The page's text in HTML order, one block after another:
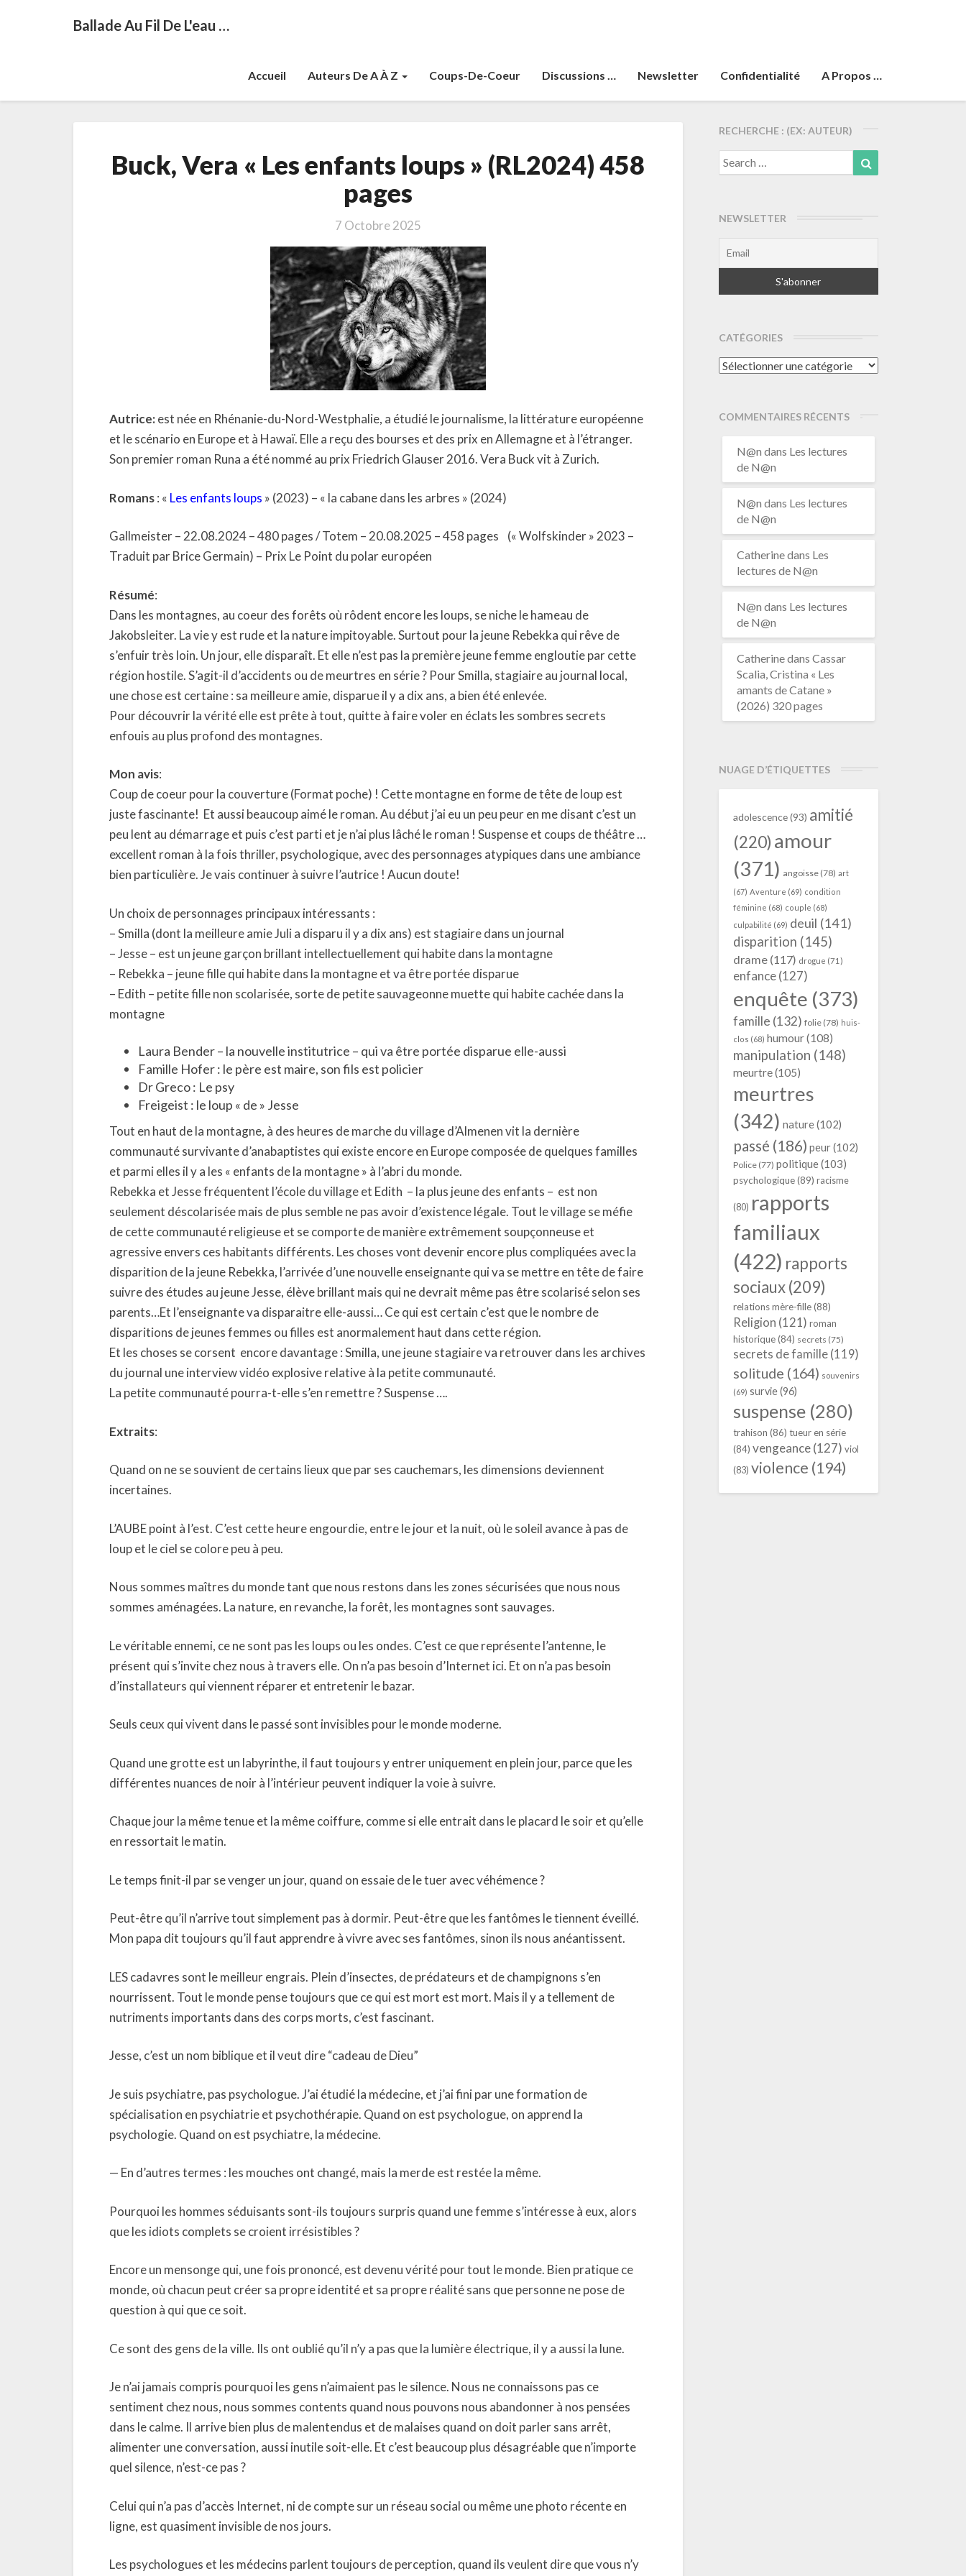
Ballade Au Fil De L'eau …
Accueil Auteurs De A À Z Coups-De-Coeur Discussions … Newsletter Confidentialité A Propos …
Vera
enfants
(RL2024)
458
pages
Buck, Vera « Les enfants loups » (RL2024) 458
pages
7 Octobre 2025
Autrice:est née en Rhénanie-du-Nord-Westphalie, a étudié le journalisme, la littérature européenne
et le scénario en Europe et à Hawaï. Elle a reçu des bourses et des prix en Allemagne et à l’étranger.
Son premier roman Runa a été nommé au prix Friedrich Glauser 2016. Vera Buck vit à Zurich.
Romans: « Les enfants loups » (2023) – « la cabane dans les arbres » (2024)
Gallmeister – 22.08.2024 – 480 pages / Totem – 20.08.2025 – 458 pages
(« Wolfskinder » 2023 –
Traduit par Brice Germain) – Prix Le Point du polar européen
Résumé:
Dans les montagnes, au coeur des forêts où rôdent encore les loups, se niche le hameau de
Jakobsleiter. La vie y est rude et la nature impitoyable. Surtout pour la jeune Rebekka qui rêve de
s’enfuir très loin. Un jour, elle disparaît. Et elle n’est pas la première jeune femme engloutie par cette
région hostile. S’agit-il d’accidents ou de meurtres en série ? Pour Smilla, stagiaire au journal local,
une chose est certaine : sa meilleure amie, disparue il y a dix ans, a bien été enlevée.
Pour découvrir la vérité elle est prête à tout, quitte à faire voler en éclats les sombres secrets
enfouis au plus profond des montagnes.
Mon avis:
Coup de coeur pour la couverture (Format poche) ! Cette montagne en forme de tête de loup est
juste fascinante! Et aussi beaucoup aimé le roman. Au début j’ai eu un peu peur en me disant c’est un
peu lent au démarrage et puis c’est parti et je n’ai plus lâché le roman ! Suspense et coups de théâtre …
excellent roman à la fois thriller, psychologique, avec des personnages atypiques dans une ambiance
bien particulière. Je vais continuer à suivre l’autrice ! Aucun doute!
Un choix de personnages principaux intéressants :
– Smilla (dont la meilleure amie Juli a disparu il y a dix ans) est stagiaire dans un journal
– Jesse – est un jeune garçon brillant intellectuellement qui habite dans la montagne
– Rebekka – jeune fille qui habite dans la montagne et va être portée disparue
– Edith – petite fille non scolarisée, sorte de petite sauvageonne muette qui habite cachée dans la
montagne
Laura Bender – la nouvelle institutrice – qui va être portée disparue elle-aussi
Famille Hofer : le père est maire, son fils est policier
Dr Greco : Le psy
Freigeist : le loup « de » Jesse
Tout en haut de la montagne, à des heures de marche du village d’Almenen vit la dernière
communauté survivante d’anabaptistes qui existe encore en Europe composée de quelques familles
et parmi elles il y a les « enfants de la montagne » à l’abri du monde.
Rebekka et Jesse fréquentent l’école du village et Edith – la plus jeune des enfants – est non
seulement déscolarisée mais de plus semble ne pas avoir d’existence légale. Tout le village se méfie
de cette communauté religieuse et se comporte de manière extrêmement soupçonneuse et
agressive envers ces habitants différents. Les choses vont devenir encore plus compliquées avec la
disparition de la jeune Rebekka, l’arrivée d’une nouvelle enseignante qui va se mettre en tête de faire
suivre des études au jeune Jesse, élève brillant mais qui ne devrait même pas être scolarisé selon ses
parents…Et l’enseignante va disparaitre elle-aussi… Ce qui est certain c’est que le nombre de
disparitions de jeunes femmes ou filles est anormalement haut dans cette région.
Et les choses se corsent encore davantage : Smilla, une jeune stagiaire va retrouver dans les archives
du journal une interview vidéo explosive relative à la petite communauté.
La petite communauté pourra-t-elle s’en remettre ? Suspense ….
Extraits:
Quand on ne se souvient de certains lieux que par ses cauchemars, les dimensions deviennent
incertaines.
L’AUBE point à l’est. C’est cette heure engourdie, entre le jour et la nuit, où le soleil avance à pas de
loup et le ciel se colore peu à peu.
Nous sommes maîtres du monde tant que nous restons dans les zones sécurisées que nous nous
sommes aménagées. La nature, en revanche, la forêt, les montagnes sont sauvages.
Le véritable ennemi, ce ne sont pas les loups ou les ondes. C’est ce que représente l’antenne, le
présent qui s’invite chez nous à travers elle. On n’a pas besoin d’Internet ici. Et on n’a pas besoin
d’installateurs qui viennent réparer et entretenir le bazar.
Seuls ceux qui vivent dans le passé sont invisibles pour le monde moderne.
Quand une grotte est un labyrinthe, il faut toujours y entrer uniquement en plein jour, parce que les
différentes nuances de noir à l’intérieur peuvent indiquer la voie à suivre.
Chaque jour la même tenue et la même coiffure, comme si elle entrait dans le placard le soir et qu’elle
en ressortait le matin.
Le temps finit-il par se venger un jour, quand on essaie de le tuer avec véhémence ?
Peut-être qu’il n’arrive tout simplement pas à dormir. Peut-être que les fantômes le tiennent éveillé.
Mon papa dit toujours qu’il faut apprendre à vivre avec ses fantômes, sinon ils nous anéantissent.
LES cadavres sont le meilleur engrais. Plein d’insectes, de prédateurs et de champignons s’en
nourrissent. Tout le monde pense toujours que ce qui est mort est mort. Mais il y a tellement de
nutriments importants dans des corps morts, c’est fascinant.
Jesse, c’est un nom biblique et il veut dire “cadeau de Dieu”
Je suis psychiatre, pas psychologue. J’ai étudié la médecine, et j’ai fini par une formation de
spécialisation en psychiatrie et psychothérapie. Quand on est psychologue, on apprend la
psychologie. Quand on est psychiatre, la médecine.
— En d’autres termes : les mouches ont changé, mais la merde est restée la même.
Pourquoi les hommes séduisants sont-ils toujours surpris quand une femme s’intéresse à eux, alors
que les idiots complets se croient irrésistibles ?
Encore un mensonge qui, une fois prononcé, est devenu vérité pour tout le monde. Bien pratique ce
monde, où chacun peut créer sa propre identité et sa propre réalité sans que personne ne pose de
question à qui que ce soit.
Ce sont des gens de la ville. Ils ont oublié qu’il n’y a pas que la lumière électrique, il y a aussi la lune.
Je n’ai jamais compris pourquoi les gens n’aimaient pas le silence. Nous ne connaissons pas ce
sentiment chez nous, nous sommes contents quand nous pouvons nous abandonner à nos pensées
dans le calme. Il arrive bien plus de malentendus et de malaises quand on doit parler sans arrêt,
alimenter une conversation, aussi inutile soit-elle. Et c’est beaucoup plus désagréable que n’importe
quel silence, n’est-ce pas ?
Celui qui n’a pas d’accès Internet, ni de compte sur un réseau social ou même une photo récente en
ligne, est quasiment invisible de nos jours.
Les psychologues et les médecins parlent toujours de perception, quand ils veulent dire que vous n’y
RECHERCHE : (EX: AUTEUR)
Search
for:
NEWSLETTER
CATÉGORIES
Catégories
COMMENTAIRES RÉCENTS
N@n dans Les lectures
de N@n
N@n dans Les lectures
de N@n
Catherinedans Les
lectures de N@n
N@n dans Les lectures
de N@n
Catherinedans Cassar
Scalia, Cristina « Les
amants de Catane »
(2026) 320 pages
NUAGE D’ÉTIQUETTES
adolescence(93) amitié
(220) amour
(371) angoisse(78) art
(67) Aventure (69) condition
féminine (68) couple (68)
culpabilité (69) deuil (141)
disparition (145)
drame(117) drogue (71)
enfance(127)
enquête (373)
famille (132) folie(78) huis-
clos (68) humour(108)
manipulation (148)
meurtre(105)
meurtres
(342) nature(102)
passé (186) peur(102)
Police(77) politique(103)
psychologique(89) racisme
(80) rapports
familiaux
(422) rapports
sociaux(209)
relations mère-fille(88)
Religion (121) roman
historique(84) secrets (75)
secrets de famille(119)
solitude (164) souvenirs
(69) survie(96)
suspense(280)
trahison (86) tueur en série
(84) vengeance(127) viol
(83) violence (194)